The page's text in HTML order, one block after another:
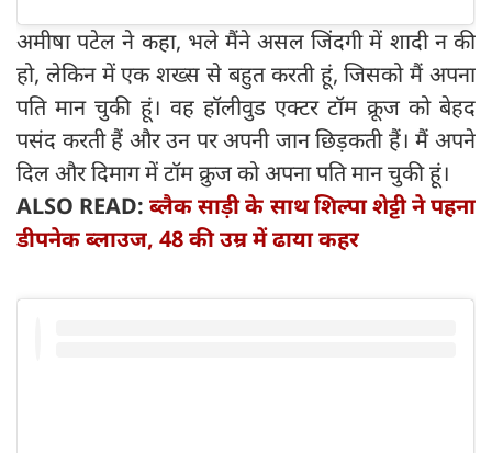
अमीषा पटेल ने कहा, भले मैंने असल जिंदगी में शादी न की
हो, लेकिन में एक शख्स से बहुत करती हूं, जिसको मैं अपना
पति मान चुकी हूं। वह हॉलीवुड एक्टर टॉम क्रूज को बेहद
पसंद करती हैं और उन पर अपनी जान छिड़कती हैं। मैं अपने
दिल और दिमाग में टॉम क्रुज को अपना पति मान चुकी हूं।
ALSO READ:ब्लैक साड़ी के साथ शिल्पा शेट्टी ने पहना
डीपनेक ब्लाउज, 48 की उम्र में ढाया कहर